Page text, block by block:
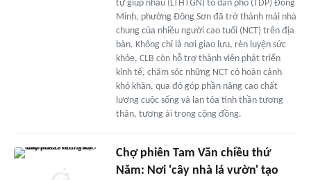
tự giúp nhau (LTHTGN) tổ dân phố (TDP) Đông
Minh, phường Đông Sơn đã trở thành mái nhà
chung của nhiều người cao tuổi (NCT) trên địa
bàn. Không chỉ là nơi giao lưu, rèn luyện sức
khỏe, CLB còn hỗ trợ thành viên phát triển
kinh tế, chăm sóc những NCT có hoàn cảnh
khó khăn, qua đó góp phần nâng cao chất
lượng cuộc sống và lan tỏa tinh thần tương
thân, tương ái trong cộng đồng.
Chợ phiên Tam Văn chiều thứ
Năm: Nơi 'cây nhà lá vườn' tạo